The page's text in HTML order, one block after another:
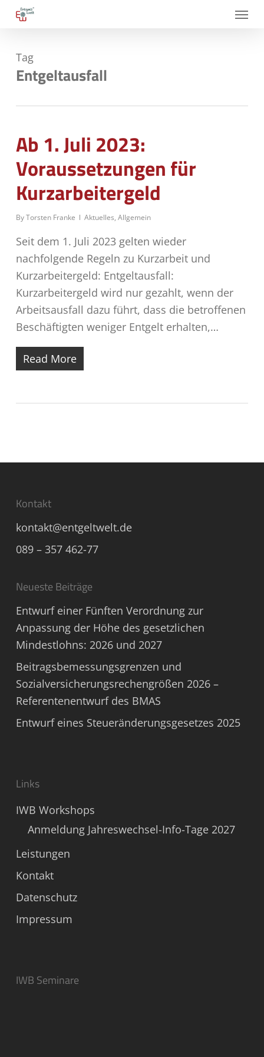
Skip
content
Menu
Tag
Entgeltausfall
Ab 1. Juli 2023:
Voraussetzungen für
Kurzarbeitergeld
ByTorsten Franke Aktuelles, Allgemein
Seit dem 1. Juli 2023 gelten wieder
nachfolgende Regeln zu Kurzarbeit und
Kurzarbeitergeld: Entgeltausfall:
Kurzarbeitergeld wird nur gezahlt, wenn der
Arbeitsausfall dazu führt, dass die betroffenen
Beschäftigten weniger Entgelt erhalten,…
Read More
Kontakt
kontakt@entgeltwelt.de
089 – 357 462-77
Neueste Beiträge
Entwurf einer Fünften Verordnung zur
Anpassung der Höhe des gesetzlichen
Mindestlohns: 2026 und 2027
Beitragsbemessungsgrenzen und
Sozialversicherungsrechengrößen 2026 –
Referentenentwurf des BMAS
Entwurf eines Steueränderungsgesetzes 2025
Links
IWB Workshops
Anmeldung Jahreswechsel-Info-Tage 2027
Leistungen
Kontakt
Datenschutz
Impressum
IWB Seminare